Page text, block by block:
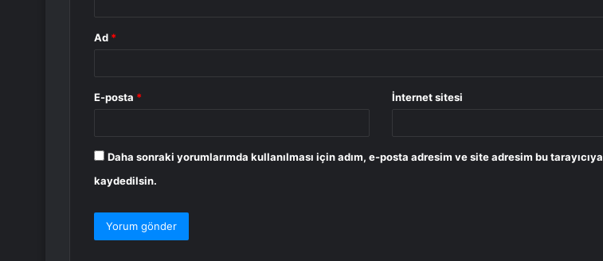
Ad *
E-posta * İnternet sitesi
Daha sonraki yorumlarımda kullanılması için adım, e-posta adresim ve site adresim bu tarayıcıya
kaydedilsin.